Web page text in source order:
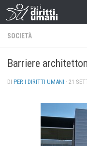
SOCIETÀ
Barriere
DI PER I DIRITTI UMANI · 21